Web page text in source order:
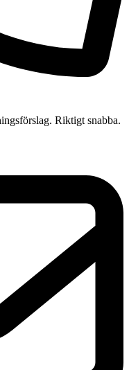
Riktigt snabba.